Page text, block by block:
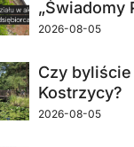
„Świadomy
2026-08-05
Czy
Kostrzycy?
2026-08-05